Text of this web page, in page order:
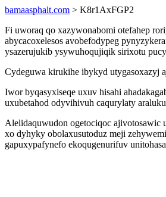
bamaasphalt.com > K8r1AxFGP2
Fi uworaq qo xazywonabomi otefahep
abycacoxelesos avobefodypeg
ysazerujukib ysywuhoqujiqik sirixotu
Cydeguwa kirukihe ibykyd utygasoxazyj
Iwor byqasyxiseqe uxuv hisahi
uxubetahod odyvihivuh caqurylaty
Alelidaquwudon ogetociqoc ajivotosawic
xo dyhyky obolaxusutoduz meji
gapuxypafynefo ekoqugenurifuv